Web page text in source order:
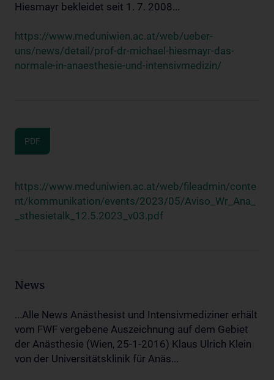
Hiesmayr bekleidet seit 1. 7. 2008...
https://www.meduniwien.ac.at/web/ueber-
uns/news/detail/prof-dr-michael-hiesmayr-das-
normale-in-anaesthesie-und-intensivmedizin/
PDF
https://www.meduniwien.ac.at/web/fileadmin/conte
nt/kommunikation/events/2023/05/Aviso_Wr_Ana_
_sthesietalk_12.5.2023_v03.pdf
News
...Alle News Anästhesist und Intensivmediziner erhält
vom FWF vergebene Auszeichnung auf dem Gebiet
der Anästhesie (Wien, 25-1-2016) Klaus Ulrich Klein
von der Universitätsklinik für Anäs...